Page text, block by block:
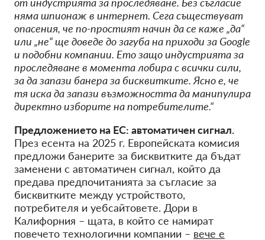
няма шпионаж в интернет. Сега съществуват
опасения, че по-простият начин да се каже „да“
или „не“ ще доведе до загуба на приходи за Google
и подобни компании. Ето защо индустрията за
проследяване в момента лобира с всички сили,
за да запази банера за бисквитките. Ясно е, че
тя иска да запази възможността да манипулира
директно изборите на потребителите.“
Предложението на ЕС: автоматичен сигнал.
През есента на 2025 г. Европейската комисия
предложи банерите за бисквитките да бъдат
заменени с автоматичен сигнал, който да
предава предпочитанията за съгласие за
бисквитките между устройството,
потребителя и уебсайтовете. Дори в
Калифорния – щата, в който се намират
повечето технологични компании – вече е